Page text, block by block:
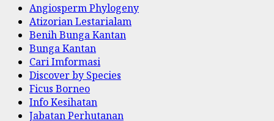
Angiosperm Phylogeny
Atizorian Lestarialam
Benih Bunga Kantan
Bunga Kantan
Cari Imformasi
Discover by Species
Ficus Borneo
Info Kesihatan
Jabatan Perhutanan